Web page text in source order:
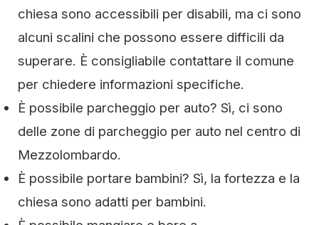
chiesa sono accessibili per disabili, ma ci sono
alcuni scalini che possono essere difficili da
superare. È consigliabile contattare il comune
per chiedere informazioni specifiche.
È possibile parcheggio per auto? Sì, ci sono
delle zone di parcheggio per auto nel centro di
Mezzolombardo.
È possibile portare bambini? Sì, la fortezza e la
chiesa sono adatti per bambini.